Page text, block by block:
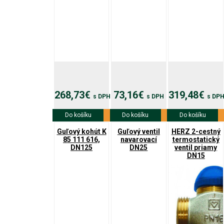
268,73€ s DPH
Viac info
Do košíku
73,16€ s DPH
Viac info
Do košíku
319,48€ s
Viac info
Do košíku
Guľový kohút K
85 111 616,
DN125
Guľový ventil
navarovací
DN25
HERZ 2-cestný
termostatický
ventil priamy
DN15